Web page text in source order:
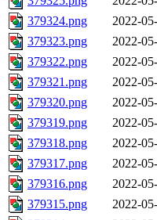
379324.png
2022-
379323.png
2022-
379322.png
2022-
379321.png
2022-
379320.png
2022-
379319.png
2022-
379318.png
2022-
379317.png
2022-
379316.png
2022-
379315.png
2022-